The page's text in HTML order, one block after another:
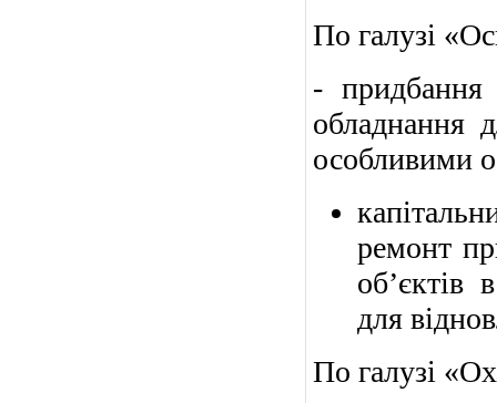
По галузі
-
обладнання
особливими
ремонт
об’єктів
для
По галузі